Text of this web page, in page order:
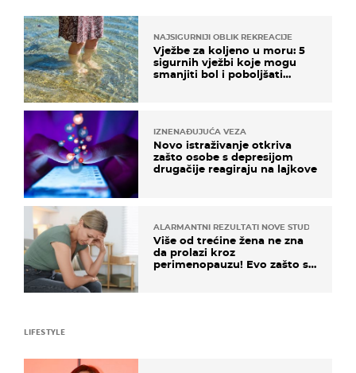
NAJSIGURNIJI OBLIK REKREACIJE
Vježbe za koljeno u moru: 5
sigurnih vježbi koje mogu
smanjiti bol i poboljšati
IZNENAĐUJUĆA VEZA
Novo istraživanje otkriva
zašto osobe s depresijom
drugačije reagiraju na lajkove
ALARMANTNI REZULTATI NOVE STUDIJE
Više od trećine žena ne zna
da prolazi kroz
perimenopauzu! Evo zašto su
LIFESTYLE